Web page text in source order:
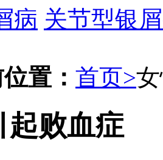
病 关节型银
置： 首页>
起败血症